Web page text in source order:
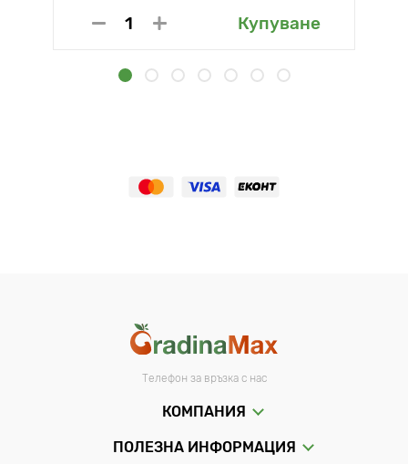
Купуване
Телефон за връзка с нас
КОМПАНИЯ
ПОЛЕЗНА ИНФОРМАЦИЯ